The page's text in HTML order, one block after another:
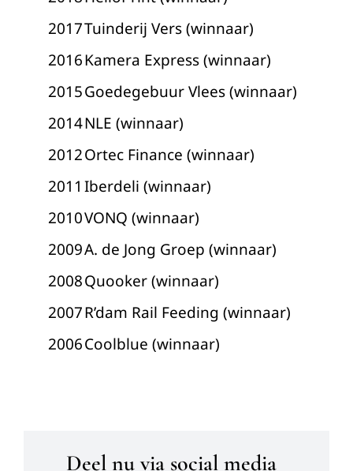
2017Tuinderij Vers (winnaar)
2016Kamera Express (winnaar)
2015Goedegebuur Vlees (winnaar)
2014NLE (winnaar)
2012Ortec Finance (winnaar)
2011 Iberdeli (winnaar)
2010VONQ (winnaar)
2009A. de Jong Groep (winnaar)
2008Quooker (winnaar)
2007R’dam Rail Feeding (winnaar)
2006Coolblue (winnaar)
Deel nu via social media